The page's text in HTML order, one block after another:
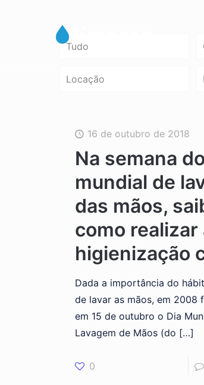
Tudo
Locação
16 de outubro de 2018
Na semana
mundial de
das mãos,
como realizar
higienização
Dada a importância do
de lavar as mãos, em 2008
em 15 de outubro o Dia
Lavagem de Mãos (do […]
0